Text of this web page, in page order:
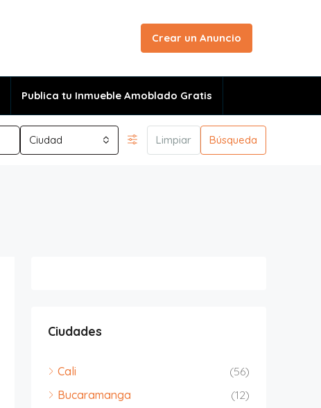
Crear un Anuncio
Publica tu Inmueble Amoblado Gratis
Ciudad Limpiar Búsqueda
Ciudades
Cali
(56)
Bucaramanga
(12)